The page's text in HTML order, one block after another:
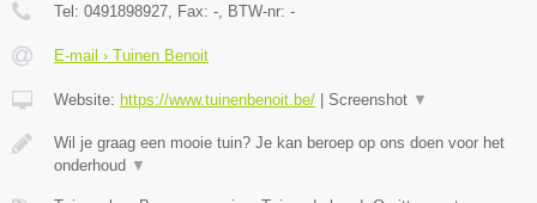
Tel: 0491898927 , Fax: - , BTW-nr: -
E-mail › Tuinen Benoit
Website: https://www.tuinenbenoit.be/ | Screenshot ▼
Wil je graag een mooie tuin? Je kan beroep op ons doen voor het
onderhoud ▼